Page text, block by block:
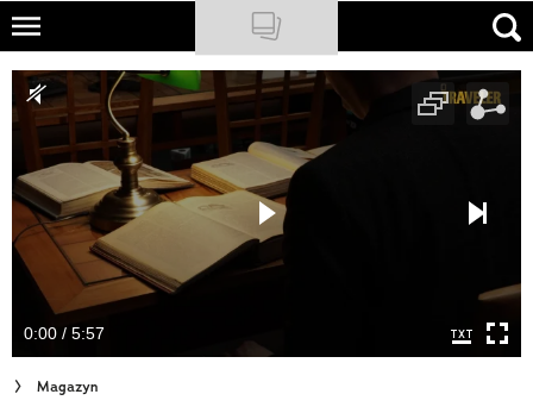
Skip
main
content
NATIONAL GEOGRAPHIC
TRAVELER
PODCASTY
Sklep
Newsletter
Cuda Polski
Wielki Konkurs Fotograficzny
0:00 / 5:57
Magazyn